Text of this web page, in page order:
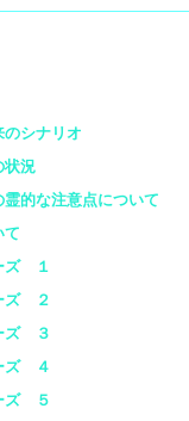
のシナリオ
状況
的な注意点について
て
ズ １
ズ ２
ズ ３
ズ ４
ズ ５